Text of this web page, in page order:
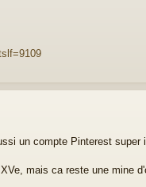
un compte Pinterest super
mais ca reste une mine